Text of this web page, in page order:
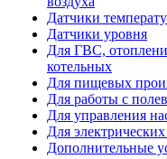
Датчики
Датчики уровня
Для ГВС,
котельных
Для пищевых
Для работы с
Для управления
Для электрических
Дополнительные